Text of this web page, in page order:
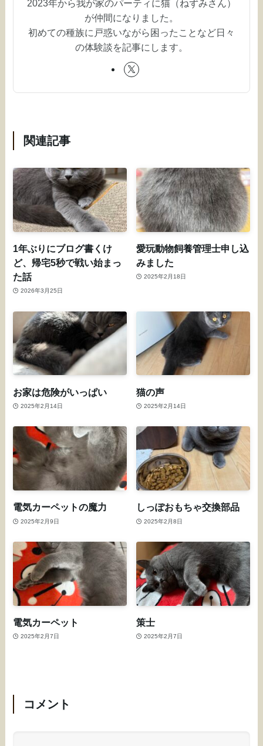
2023年から我が家のパーティに猫（ねずみさん）
が仲間になりました。
初めての種族に戸惑いながら困ったことなど日々
の体験談を記事にします。
関連記事
1年ぶりにブログ書くけ
ど、帰宅5秒で戦い始まっ
た話
2026年3月25日
愛玩動物飼養管理士申し込
みました
2025年2月18日
お家は危険がいっぱい
2025年2月14日
猫の声
2025年2月14日
電気カーペットの魔力
2025年2月9日
しっぽおもちゃ交換部品
2025年2月8日
電気カーペット
2025年2月7日
策士
2025年2月7日
コメント